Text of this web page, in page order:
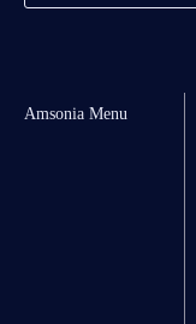
Amsonia Menu